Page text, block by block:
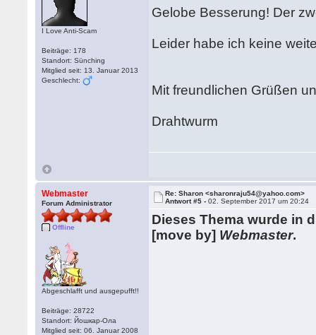
I Love Anti-Scam
Beiträge: 178
Standort: Sünching
Mitglied seit: 13. Januar 2013
Geschlecht:
Gelobe Besserung! Der
Leider habe ich keine
Mit freundlichen Grüßen
Drahtwurm
Webmaster
Forum Administrator
Offline
Abgeschlafft und ausgepufft!!
Beiträge: 28722
Standort: Йошкар-Ола
Mitglied seit: 06. Januar 2008
Re: Sharon <sharonraju54@yahoo.com>
Antwort #5 -02. September 2017 um 20:24
Dieses Thema wurde in
[move by] Webmaster.